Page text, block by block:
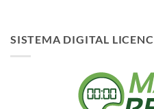
SISTEMA DIGITAL